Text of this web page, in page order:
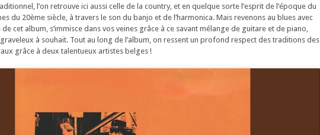
l’on retrouve ici aussi celle de la country, et en quelque sorte l’esprit de l’époque du
du 20ème siècle, à travers le son du banjo et de l’harmonica. Mais revenons au blues avec
cet album, s’immisce dans vos veines grâce à ce savant mélange de guitare et de piano,
à souhait. Tout au long de l’album, on ressent un profond respect des traditions des
grâce à deux talentueux artistes belges !